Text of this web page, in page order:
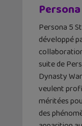
Persona 5
développé
suite de
Dynasty
veulent
méritées
des